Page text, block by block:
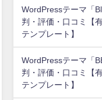
WordPressテーマ「
判・評価・口コミ【
テンプレート】
WordPressテーマ「
判・評価・口コミ【
テンプレート】